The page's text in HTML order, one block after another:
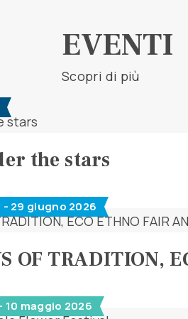
EVENTI
Scopri di più
the stars
29 giugno 2026
OF TRADITION,
10 maggio 2026